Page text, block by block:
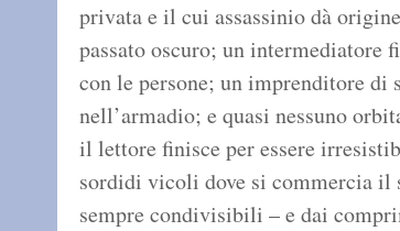
privata e il cui assassinio dà
passato oscuro; un intermediatore
con le persone; un imprenditore
nell’armadio; e quasi nessuno
il lettore finisce per essere
sordidi vicoli dove si commercia
sempre condivisibili – e dai